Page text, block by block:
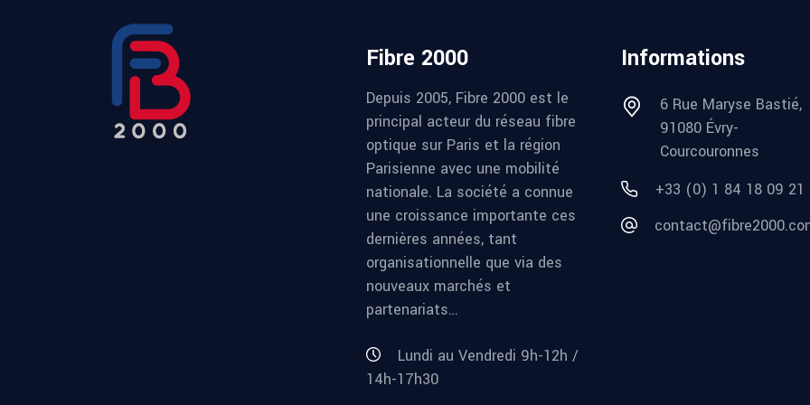
Fibre 2000
Depuis 2005, Fibre 2000 est le
principal acteur du réseau fibre
optique sur Paris et la région
Parisienne avec une mobilité
nationale. La société a connue
une croissance importante ces
dernières années, tant
organisationnelle que via des
nouveaux marchés et
partenariats…
Lundi au Vendredi 9h-12h /
14h-17h30
Informations
6 Rue Maryse Bastié,
91080 Évry-
Courcouronnes
+33 (0) 1 84 18 09 21